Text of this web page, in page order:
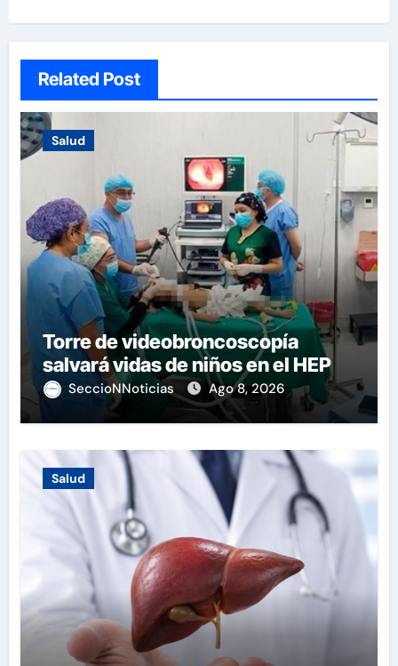
Related Post
Salud
Torre de videobroncoscopía
salvará vidas de niños en el HEP
SeccioNNoticias Ago 8, 2026
Salud